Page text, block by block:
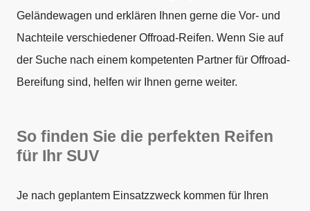
Geländewagen und erklären Ihnen gerne die Vor- und
Nachteile verschiedener Offroad-Reifen. Wenn Sie auf
der Suche nach einem kompetenten Partner für Offroad-
Bereifung sind, helfen wir Ihnen gerne weiter.
So finden Sie die perfekten Reifen
für Ihr SUV
Je nach geplantem Einsatzzweck kommen für Ihren